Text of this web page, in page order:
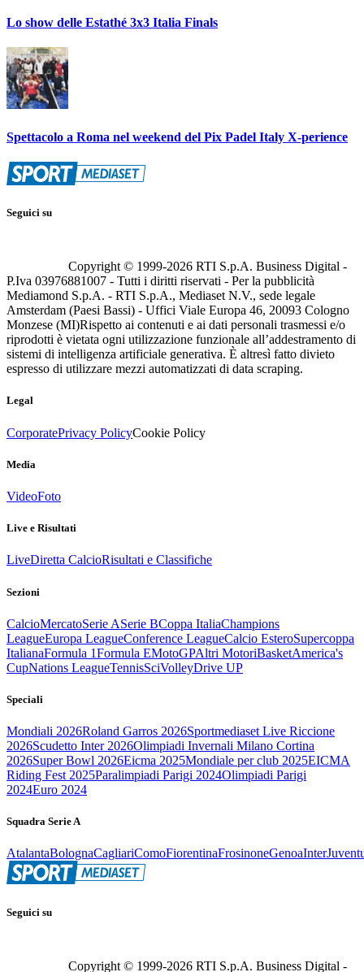
Lo show delle Estathé 3x3 Italia Finals
Spettacolo a Roma nel weekend del Pix Padel Italy X-perience
Seguici su
Copyright © 1999-2026 RTI S.p.A. Business Digital -
P.Iva 03976881007 - Tutti i diritti riservati - Per la pubblicità
Mediamond S.p.A. - RTI S.p.A., Mediaset N.V., sede legale
Amsterdam (Paesi Bassi) - Uffici Viale Europa 46, 20093 Cologno
Monzese (MI)Rispetto ai contenuti e ai dati personali trasmessi e/o
riprodotti è vietata ogni utilizzazione funzionale all’addestramento di
sistemi di intelligenza artificiale generativa. È altresì fatto divieto
espresso di utilizzare mezzi automatizzati di data scraping.
Legal
CorporatePrivacy PolicyCookie Policy
Media
VideoFoto
Live e Risultati
LiveDiretta CalcioRisultati e Classifiche
Sezioni
CalcioMercatoSerie ASerie BCoppa ItaliaChampions
LeagueEuropa LeagueConference LeagueCalcio EsteroSupercoppa
ItalianaFormula 1Formula EMotoGPAltri MotoriBasketAmerica's
CupNations LeagueTennisSciVolleyDrive UP
Speciali
Mondiali 2026Roland Garros 2026Sportmediaset Live Riccione
2026Scudetto Inter 2026Olimpiadi Invernali Milano Cortina
2026Super Bowl 2026Eicma 2025Mondiale per club 2025EICMA
Riding Fest 2025Paralimpiadi Parigi 2024Olimpiadi Parigi
2024Euro 2024
Squadra Serie A
AtalantaBolognaCagliariComoFiorentinaFrosinoneGenoaInter
Seguici su
Copyright © 1999-2026 RTI S.p.A. Business Digital -